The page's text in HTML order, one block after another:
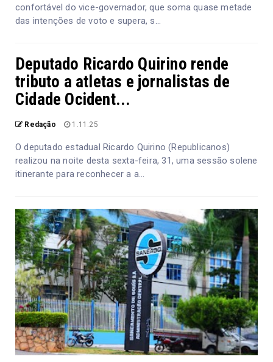
confortável do vice-governador, que soma quase metade
das intenções de voto e supera, s...
Deputado Ricardo Quirino rende
tributo a atletas e jornalistas de
Cidade Ocident...
Redação 1.11.25
O deputado estadual Ricardo Quirino (Republicanos)
realizou na noite desta sexta-feira, 31, uma sessão solene
itinerante para reconhecer a a...